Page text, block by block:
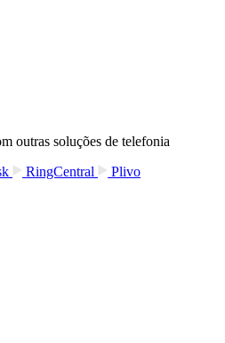
outras soluções de telefonia
RingCentral
Plivo